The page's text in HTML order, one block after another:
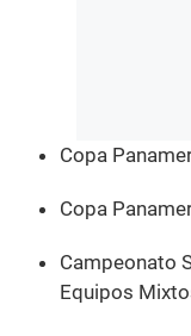
Copa
Copa
Campeonato
Equipos